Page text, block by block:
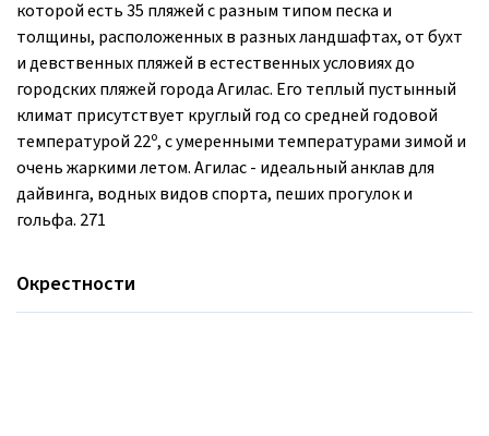
которой есть 35 пляжей с разным типом песка и
толщины, расположенных в разных ландшафтах, от бухт
и девственных пляжей в естественных условиях до
городских пляжей города Агилас. Его теплый пустынный
климат присутствует круглый год со средней годовой
температурой 22º, с умеренными температурами зимой и
очень жаркими летом. Агилас - идеальный анклав для
дайвинга, водных видов спорта, пеших прогулок и
гольфа. 271
Окрестности